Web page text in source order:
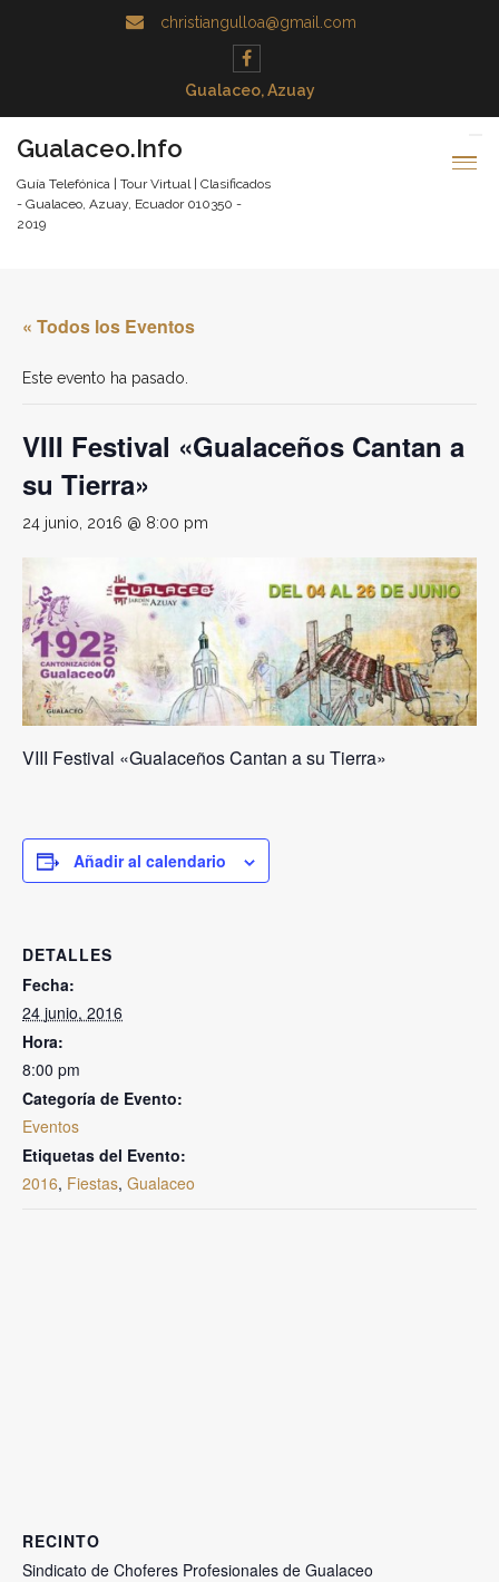
christiangulloa@gmail.com
Gualaceo, Azuay
Gualaceo.Info
Guía Telefónica | Tour Virtual | Clasificados
- Gualaceo, Azuay, Ecuador 010350 -
2019
« Todos los Eventos
Este evento ha pasado.
VIII Festival «Gualaceños Cantan a
su Tierra»
24 junio, 2016 @ 8:00 pm
VIII Festival «Gualaceños Cantan a su Tierra»
Añadir al calendario
DETALLES
Fecha:
24 junio, 2016
Hora:
8:00 pm
Categoría de Evento:
Eventos
Etiquetas del Evento:
2016, Fiestas, Gualaceo
RECINTO
Sindicato de Choferes Profesionales de Gualaceo